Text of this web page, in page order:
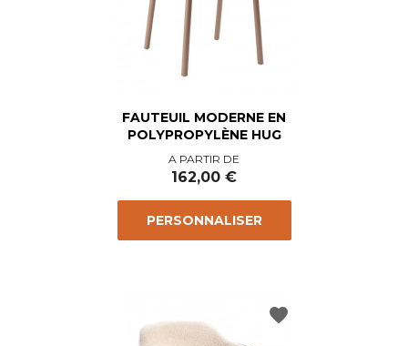
FAUTEUIL MODERNE EN
POLYPROPYLÈNE HUG
Prix
A PARTIR DE
162,00 €
PERSONNALISER
favorite